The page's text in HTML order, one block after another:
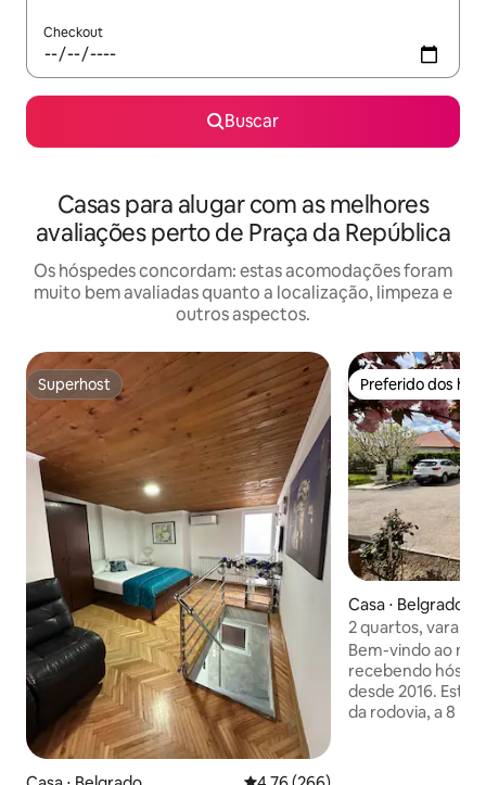
Checkout
Buscar
Casas para alugar com as melhores
avaliações perto de Praça da República
Os hóspedes concordam: estas acomodações foram
muito bem avaliadas quanto a localização, limpeza e
outros aspectos.
Superhost
Superhost Preferido dos
Preferido dos
Casa ⋅ Belgrado
2 quartos,
Bem-vindo ao
recebendo
desde 2016.
da rodovia, a 8